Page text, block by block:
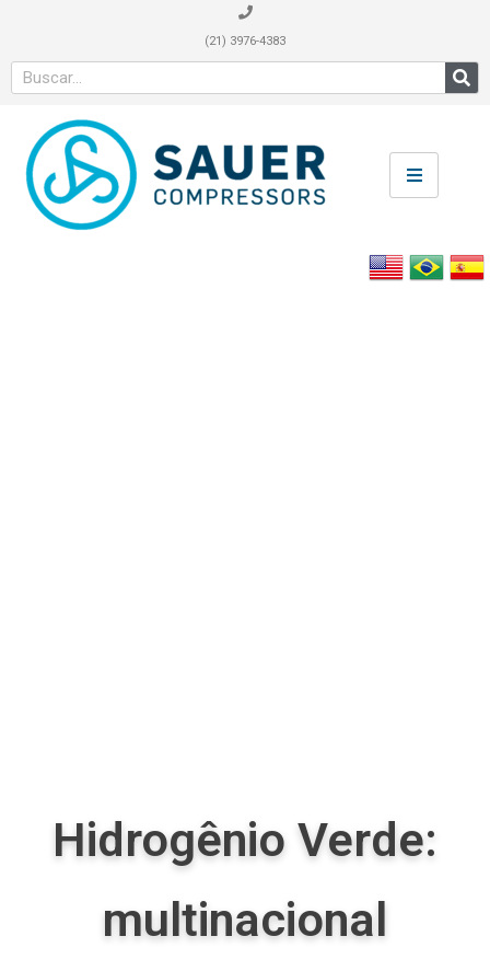
(21) 3976-4383
Hidrogênio Verde:
multinacional